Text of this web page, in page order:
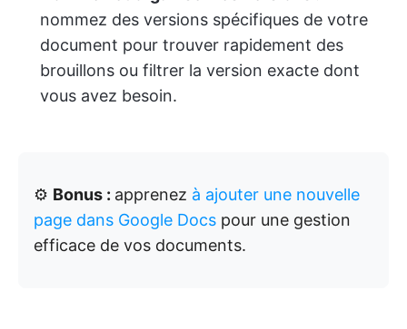
nommez des versions spécifiques de votre
document pour trouver rapidement des
brouillons ou filtrer la version exacte dont
vous avez besoin.
⚙️ Bonus : apprenez à ajouter une nouvelle
page dans Google Docs pour une gestion
efficace de vos documents.